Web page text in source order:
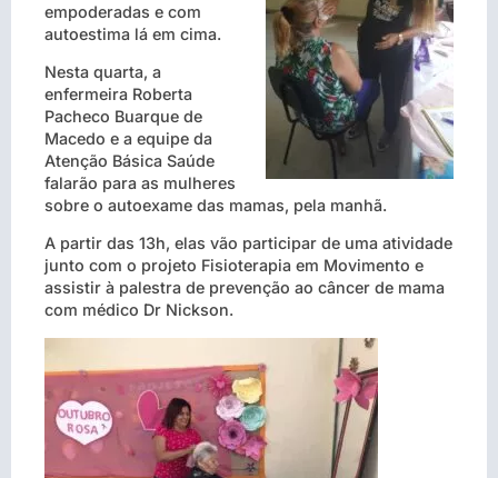
empoderadas e com
autoestima lá em cima.
Nesta quarta, a
enfermeira Roberta
Pacheco Buarque de
Macedo e a equipe da
Atenção Básica Saúde
falarão para as mulheres
sobre o autoexame das mamas, pela manhã.
A partir das 13h, elas vão participar de uma atividade
junto com o projeto Fisioterapia em Movimento e
assistir à palestra de prevenção ao câncer de mama
com médico Dr Nickson.